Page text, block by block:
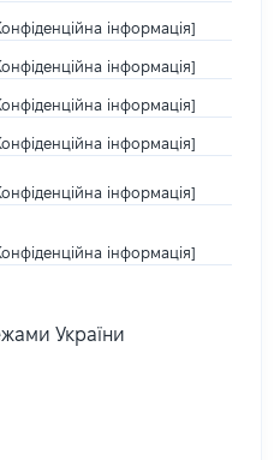
інформація]
інформація]
інформація]
інформація]
інформація]
інформація]
України